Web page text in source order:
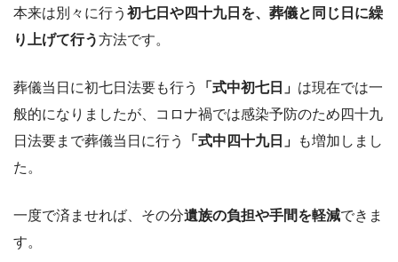
本来は別々に行う 初七日や四十九日を、葬儀と同じ日に繰
り上げて行う方法です。
葬儀当日に初七日法要も行う 「式中初七日」 は現在では一
般的になりましたが、コロナ禍では感染予防のため四十九
日法要まで葬儀当日に行う
「式中四十九日」
も増加しまし
た。
一度で済ませれば、その分遺族の負担や手間を軽減できま
す。